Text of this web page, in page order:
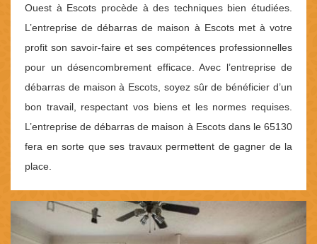
Ouest à Escots procède à des techniques bien étudiées.
L’entreprise de débarras de maison à Escots met à votre
profit son savoir-faire et ses compétences professionnelles
pour un désencombrement efficace. Avec l’entreprise de
débarras de maison à Escots, soyez sûr de bénéficier d’un
bon travail, respectant vos biens et les normes requises.
L’entreprise de débarras de maison à Escots dans le 65130
fera en sorte que ses travaux permettent de gagner de la
place.